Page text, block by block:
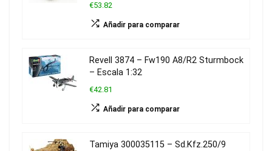
€53.82
Añadir para comparar
Revell 3874 – Fw190 A8/R2 Sturmbock
– Escala 1:32
€42.81
Añadir para comparar
Tamiya 300035115 – Sd.Kfz.250/9